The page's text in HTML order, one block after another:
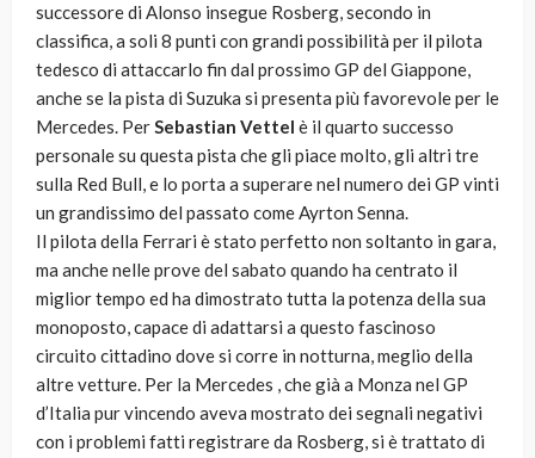
successore di Alonso insegue Rosberg, secondo in
classifica, a soli 8 punti con grandi possibilità per il pilota
tedesco di attaccarlo fin dal prossimo GP del Giappone,
anche se la pista di Suzuka si presenta più favorevole per le
Mercedes. PerSebastian Vettel è il quarto successo
personale su questa pista che gli piace molto, gli altri tre
sulla Red Bull, e lo porta a superare nel numero dei GP vinti
un grandissimo del passato come Ayrton Senna.
Il pilota della Ferrari è stato perfetto non soltanto in gara,
ma anche nelle prove del sabato quando ha centrato il
miglior tempo ed ha dimostrato tutta la potenza della sua
monoposto, capace di adattarsi a questo fascinoso
circuito cittadino dove si corre in notturna, meglio della
altre vetture. Per la Mercedes , che già a Monza nel GP
d’Italia pur vincendo aveva mostrato dei segnali negativi
con i problemi fatti registrare da Rosberg, si è trattato di